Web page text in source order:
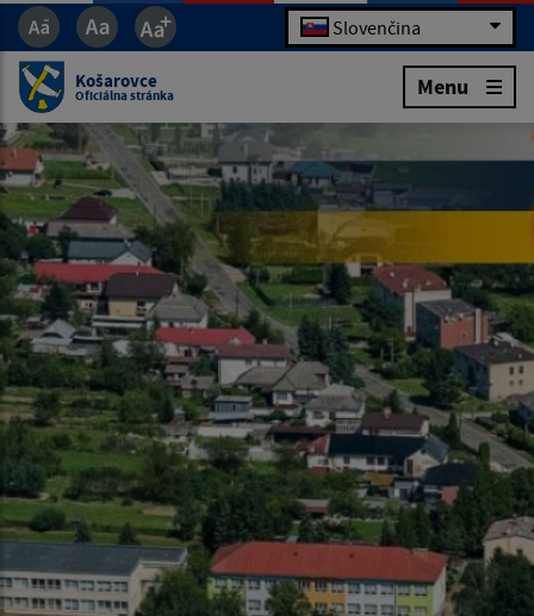
Slovenčina
Košarovce
Oficiálna stránka Menu